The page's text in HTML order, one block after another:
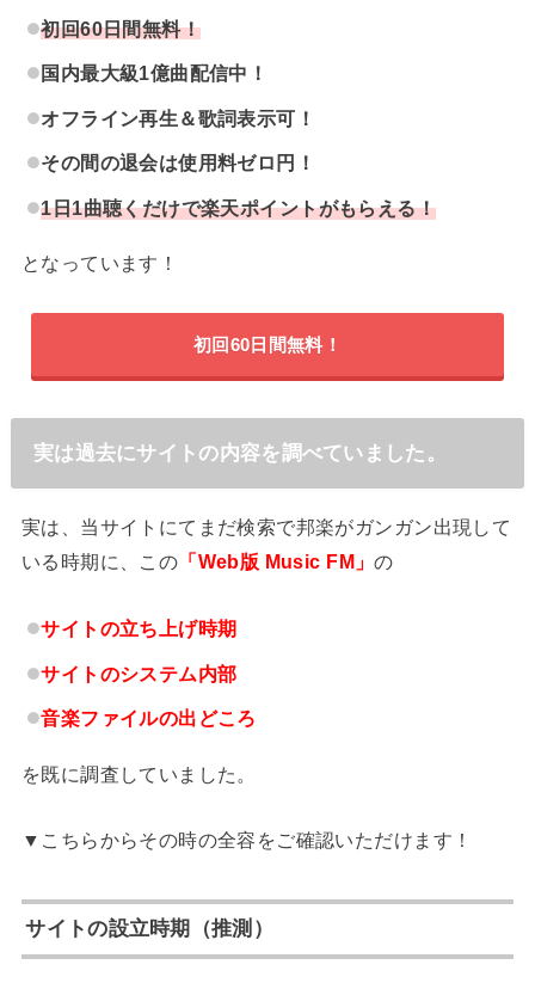
初回60日間無料！
国内最大級1億曲配信中！
オフライン再生＆歌詞表示可！
その間の退会は使用料ゼロ円！
1日1曲聴くだけで楽天ポイントがもらえる！
となっています！
初回60日間無料！
実は過去にサイトの内容を調べていました。
実は、当サイトにてまだ検索で邦楽がガンガン出現して
いる時期に、この 「Web版 Music FM」の
サイトの立ち上げ時期
サイトのシステム内部
音楽ファイルの出どころ
を既に調査していました。
▼こちらからその時の全容をご確認いただけます！
サイトの設立時期（推測）